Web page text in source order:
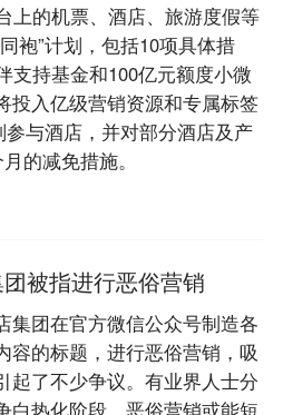
上的机票、酒店、旅游度假等
袍”计划，包括10项具体措
支持基金和100亿元额度小微
投入亿级营销资源和专属标签
参与酒店，并对部分酒店及产
的减免措施。
被指进行恶俗营销
集团在官方微信公众号制造各
容的标题，进行恶俗营销，吸
起了不少争议。有业界人士分
白热化阶段，恶俗营销或能短